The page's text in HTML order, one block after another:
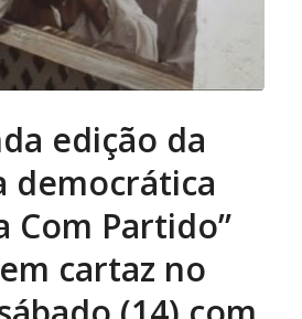
edição da
democrática
Com Partido”
cartaz no